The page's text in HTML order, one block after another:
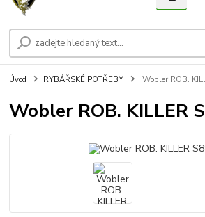
Úvod RYBÁŘSKÉ POTŘEBY Wobler ROB.
Wobler ROB. KILLER